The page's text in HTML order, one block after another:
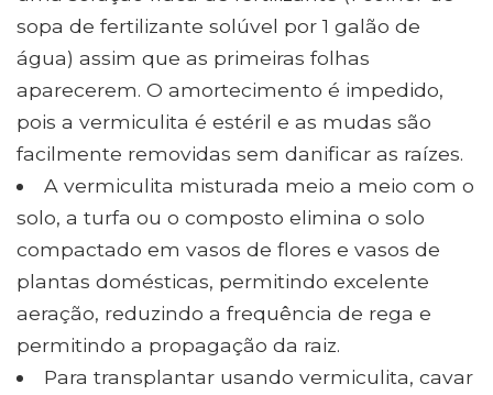
sopa de fertilizante solúvel por 1 galão de
água) assim que as primeiras folhas
aparecerem. O amortecimento é impedido,
pois a vermiculita é estéril e as mudas são
facilmente removidas sem danificar as raízes.
A vermiculita misturada meio a meio com o
solo, a turfa ou o composto elimina o solo
compactado em vasos de flores e vasos de
plantas domésticas, permitindo excelente
aeração, reduzindo a frequência de rega e
permitindo a propagação da raiz.
Para transplantar usando vermiculita, cavar